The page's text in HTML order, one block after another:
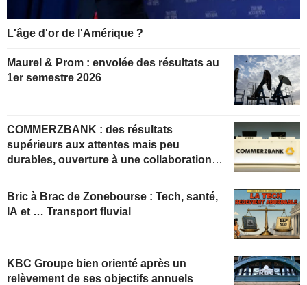
L'âge d'or de l'Amérique ?
Maurel & Prom : envolée des résultats au
1er semestre 2026
COMMERZBANK : des résultats
supérieurs aux attentes mais peu
durables, ouverture à une collaboration
Bric à Brac de Zonebourse : Tech, santé,
IA et … Transport fluvial
KBC Groupe bien orienté après un
relèvement de ses objectifs annuels